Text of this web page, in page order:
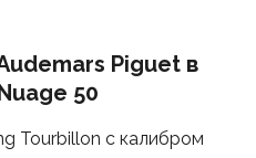
Piguet в
50
Tourbillon с калибром